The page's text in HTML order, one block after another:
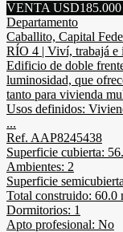
VENTA USD185.000
Departamento
Caballito, Capital
RÍO 4 | Viví, trabajá e
Edificio de doble
luminosidad, que
tanto para vivienda
Usos definidos:
...
Ref. AAP8245438
Superficie cubierta:
Ambientes: 2
Superficie
Total construido: 60.0
Dormitorios: 1
Apto profesional: No